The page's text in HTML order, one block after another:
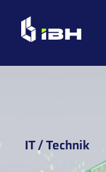
IT / Technik